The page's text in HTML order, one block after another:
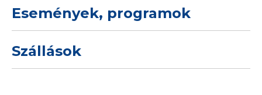
Események, programok
Szállások